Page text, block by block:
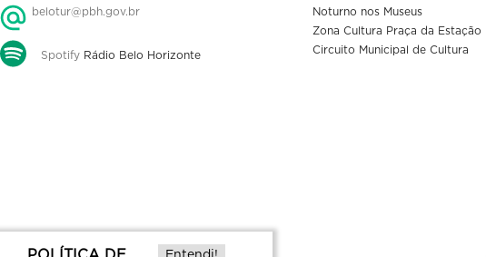
belotur@pbh.gov.br
Spotify Rádio Belo Horizonte
Noturno nos Museus
Zona Cultura Praça da Estação
Circuito Municipal de Cultura